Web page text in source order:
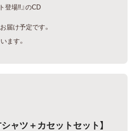
登場‼』のCD
届け予定です。
ます。
ャツ＋カセットセット】